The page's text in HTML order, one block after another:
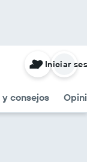
consejos
Iniciar